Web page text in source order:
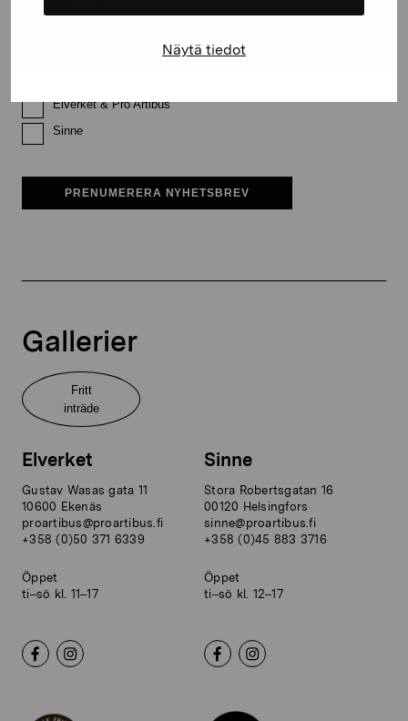
Näytä tiedot
Elverket & Pro Artibus
Sinne
PRENUMERERA NYHETSBREV
Gallerier
Fritt
inträde
Elverket
Gustav Wasas gata 11
10600 Ekenäs
proartibus@proartibus.fi
+358 (0)50 371 6339
Öppet
ti–sö kl. 11–17
Sinne
Stora Robertsgatan 16
00120 Helsingfors
sinne@proartibus.fi
+358 (0)45 883 3716
Öppet
ti–sö kl. 12–17